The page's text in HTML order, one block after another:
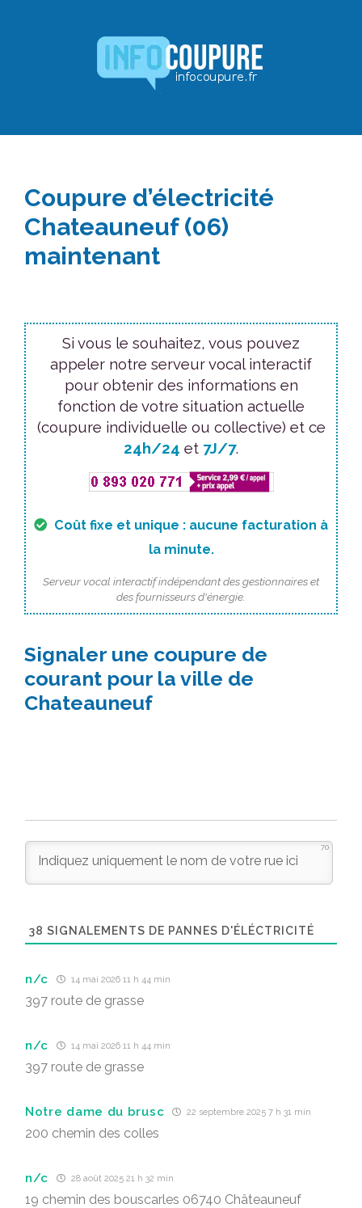
Coupure d’électricité
Chateauneuf (06)
maintenant
Si vous le souhaitez, vous pouvez
appeler notre serveur vocal interactif
pour obtenir des informations en
fonction de votre situation actuelle
(coupure individuelle ou collective) et ce
24h/24 et 7J/7.
Coût fixe et unique : aucune facturation à
la minute.
Serveur vocal interactif indépendant des gestionnaires et
des fournisseurs d'énergie.
Signaler une coupure de
courant pour la ville de
Chateauneuf
70
38 SIGNALEMENTS DE PANNES D'ÉLÉCTRICITÉ
n/c 14 mai 2026 11 h 44 min
397 route de grasse
n/c 14 mai 2026 11 h 44 min
397 route de grasse
Notre dame du brusc 22 septembre 2025 7 h 31 min
200 chemin des colles
n/c 28 août 2025 21 h 32 min
19 chemin des bouscarles 06740 Châteauneuf